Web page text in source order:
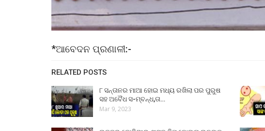
*ଆବେଦନ ପ୍ରଣାଳୀ:-
RELATED POSTS
୮ ସନ୍ତାନର ମାଆ ହୋଇ ମଧ୍ୟ ରଖିଲା ପର ପୁରୁଷ
ସହ ଅବୈଧ ସ-ମ୍ବନ୍ଧ,ତା…
Mar 9, 2023